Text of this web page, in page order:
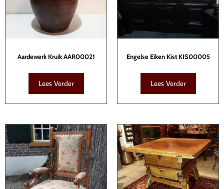
Aardewerk Kruik AAR00021
Lees Verder
Engelse Eiken Kist KIS00005
Lees Verder